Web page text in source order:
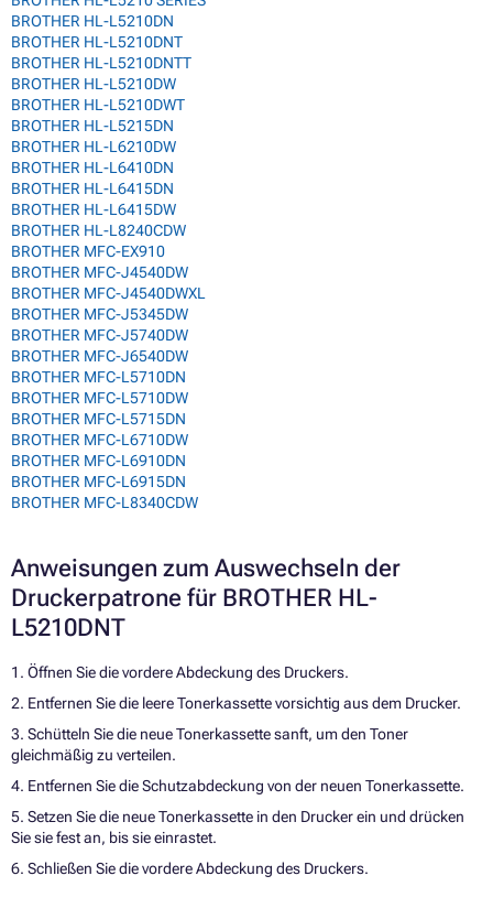
BROTHER HL-L5210DN
BROTHER HL-L5210DNT
BROTHER HL-L5210DNTT
BROTHER HL-L5210DW
BROTHER HL-L5210DWT
BROTHER HL-L5215DN
BROTHER HL-L6210DW
BROTHER HL-L6410DN
BROTHER HL-L6415DN
BROTHER HL-L6415DW
BROTHER HL-L8240CDW
BROTHER MFC-EX910
BROTHER MFC-J4540DW
BROTHER MFC-J4540DWXL
BROTHER MFC-J5345DW
BROTHER MFC-J5740DW
BROTHER MFC-J6540DW
BROTHER MFC-L5710DN
BROTHER MFC-L5710DW
BROTHER MFC-L5715DN
BROTHER MFC-L6710DW
BROTHER MFC-L6910DN
BROTHER MFC-L6915DN
BROTHER MFC-L8340CDW
Anweisungen zum Auswechseln der
Druckerpatrone für BROTHER HL-
L5210DNT
1. Öffnen Sie die vordere Abdeckung des Druckers.
2. Entfernen Sie die leere Tonerkassette vorsichtig aus dem Drucker.
3. Schütteln Sie die neue Tonerkassette sanft, um den Toner
gleichmäßig zu verteilen.
4. Entfernen Sie die Schutzabdeckung von der neuen Tonerkassette.
5. Setzen Sie die neue Tonerkassette in den Drucker ein und drücken
Sie sie fest an, bis sie einrastet.
6. Schließen Sie die vordere Abdeckung des Druckers.